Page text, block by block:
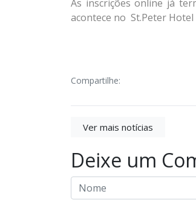
As inscrições online já
acontece no St.Peter Hotel
Compartilhe:
Ver mais notícias
Deixe um